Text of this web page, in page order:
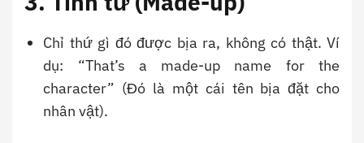
Chỉ thứ gì đó được bịa ra, không có thật. Ví
dụ: “That’s a made-up name for the
character” (Đó là một cái tên bịa đặt cho
nhân vật).